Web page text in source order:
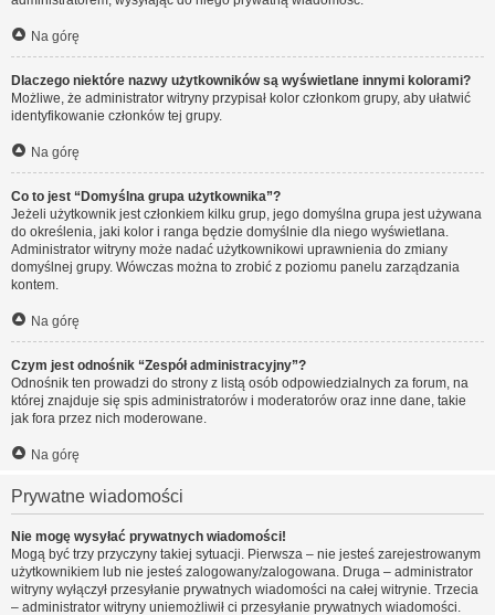
Na górę
Dlaczego niektóre nazwy użytkowników są wyświetlane innymi kolorami?
Możliwe, że administrator witryny przypisał kolor członkom grupy, aby ułatwić
identyfikowanie członków tej grupy.
Na górę
Co to jest “Domyślna grupa użytkownika”?
Jeżeli użytkownik jest członkiem kilku grup, jego domyślna grupa jest używana
do określenia, jaki kolor i ranga będzie domyślnie dla niego wyświetlana.
Administrator witryny może nadać użytkownikowi uprawnienia do zmiany
domyślnej grupy. Wówczas można to zrobić z poziomu panelu zarządzania
kontem.
Na górę
Czym jest odnośnik “Zespół administracyjny”?
Odnośnik ten prowadzi do strony z listą osób odpowiedzialnych za forum, na
której znajduje się spis administratorów i moderatorów oraz inne dane, takie
jak fora przez nich moderowane.
Na górę
Prywatne wiadomości
Nie mogę wysyłać prywatnych wiadomości!
Mogą być trzy przyczyny takiej sytuacji. Pierwsza – nie jesteś zarejestrowanym
użytkownikiem lub nie jesteś zalogowany/zalogowana. Druga – administrator
witryny wyłączył przesyłanie prywatnych wiadomości na całej witrynie. Trzecia
– administrator witryny uniemożliwił ci przesyłanie prywatnych wiadomości.